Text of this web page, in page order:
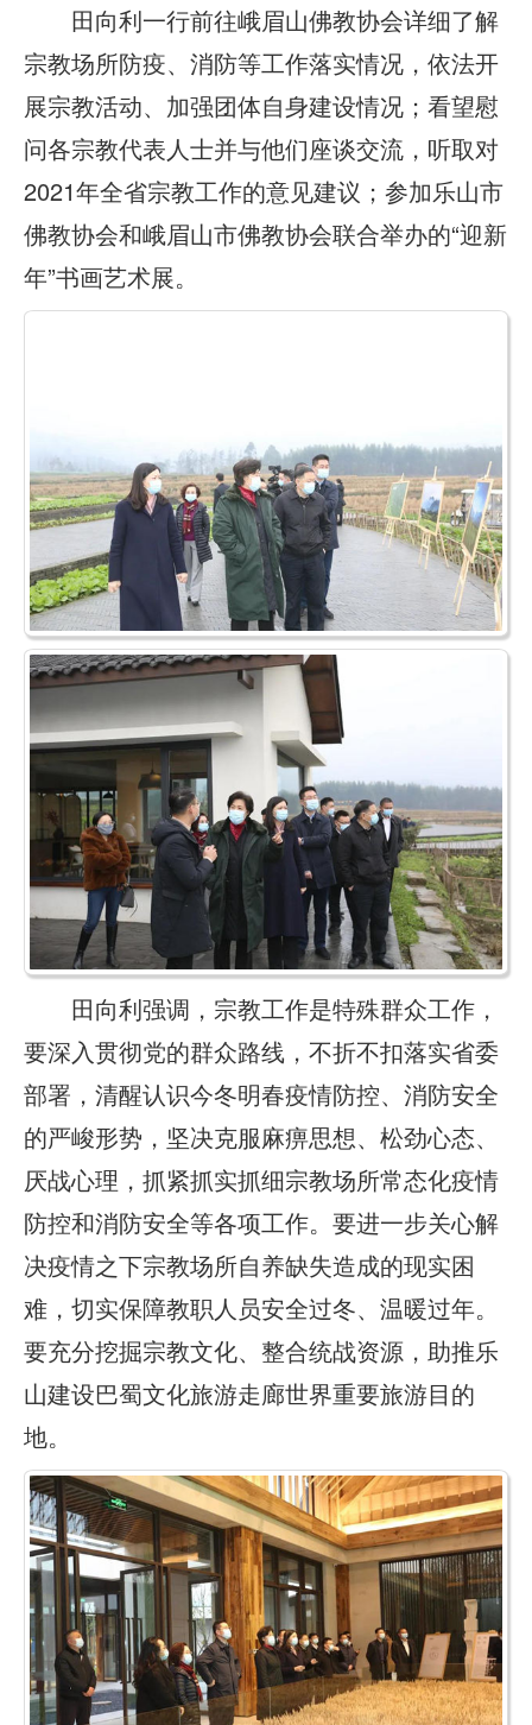
田向利一行前往峨眉山佛教协会详细了解
宗教场所防疫、消防等工作落实情况，依法开
展宗教活动、加强团体自身建设情况；看望慰
问各宗教代表人士并与他们座谈交流，听取对
2021年全省宗教工作的意见建议；参加乐山市
佛教协会和峨眉山市佛教协会联合举办的“迎新
年”书画艺术展。
田向利强调，宗教工作是特殊群众工作，
要深入贯彻党的群众路线，不折不扣落实省委
部署，清醒认识今冬明春疫情防控、消防安全
的严峻形势，坚决克服麻痹思想、松劲心态、
厌战心理，抓紧抓实抓细宗教场所常态化疫情
防控和消防安全等各项工作。要进一步关心解
决疫情之下宗教场所自养缺失造成的现实困
难，切实保障教职人员安全过冬、温暖过年。
要充分挖掘宗教文化、整合统战资源，助推乐
山建设巴蜀文化旅游走廊世界重要旅游目的
地。